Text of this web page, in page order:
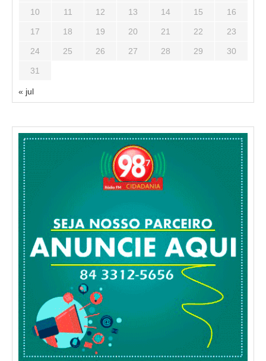
10 11 12 13 14 15 16
17 18 19 20 21 22 23
24 25 26 27 28 29 30
31
« jul